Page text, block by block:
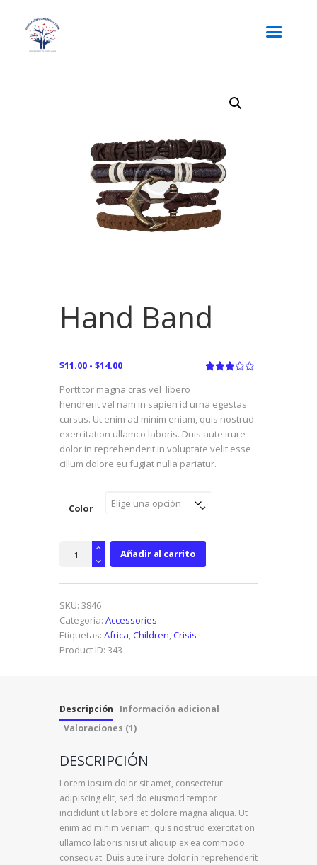
Hand Band
de 5
en
base
a
valorac
ión de
un
$11.00 - $14.00Rango
precios:
desde
$11.00
hasta
$14.00
Porttitor magna cras vel libero
hendrerit vel nam in sapien id urna egestas
cursus. Ut enim ad minim eniam, quis nostrud
exercitation ullamco laboris. Duis aute irure
dolor in reprehenderit in voluptate velit esse
cillum dolore eu fugiat nulla pariatur.
Color
Band
Añadir al carrito
SKU: 3846
Categoría: Accessories
Etiquetas: Africa Children Crisis
Product ID: 343
Descripción
Información adicional
Valoraciones (1)
DESCRIPCIÓN
Lorem ipsum dolor sit amet, consectetur
adipiscing elit, sed do eiusmod tempor
incididunt ut labore et dolore magna aliqua. Ut
enim ad minim veniam, quis nostrud exercitation
ullamco laboris nisi ut aliquip ex ea commodo
consequat. Duis aute irure dolor in reprehenderit